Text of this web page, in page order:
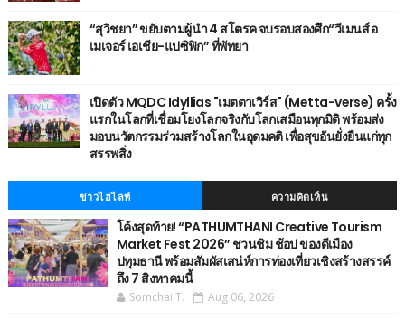
“สุวิชยา” ขยับตามผู้นำ 4 สโตรค จบรอบสองศึก“วีเมนส์ อ
เมเจอร์ เอเชีย-แปซิฟิก” ที่พัทยา
เปิดตัว MQDC Idyllias "เมตตาเวิร์ส" (Metta-verse) ครั้ง
แรกในโลกที่เชื่อมโยงโลกจริงกับโลกเสมือนทุกมิติ พร้อมส่ง
มอบนวัตกรรมร่วมสร้างโลกในอุดมคติ เพื่อสุขอันยั่งยืนแก่ทุก
สรรพสิ่ง
ข่าวไฮไลท์ ความคิดเห็น
โค้งสุดท้าย! “PATHUMTHANI Creative Tourism
Market Fest 2026” ชวนชิม ช้อป ของดีเมือง
ปทุมธานี พร้อมสัมผัสเสน่ห์การท่องเที่ยวเชิงสร้างสรรค์
ถึง 7 สิงหาคมนี้
Somchai T. Aug 06, 2026